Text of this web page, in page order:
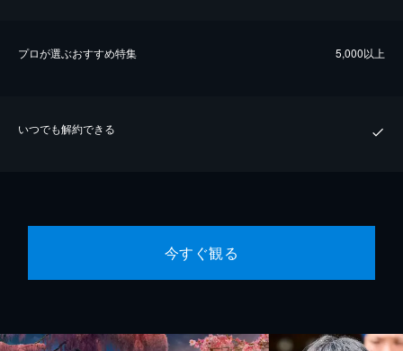
プロが選ぶおすすめ特集 5,000以上
いつでも解約できる
今すぐ観る